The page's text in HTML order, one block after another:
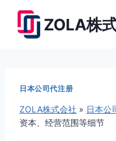
ZOLA株
日本公司代注册
ZOLA株式会社 » 日本公
资本、经营范围等细节